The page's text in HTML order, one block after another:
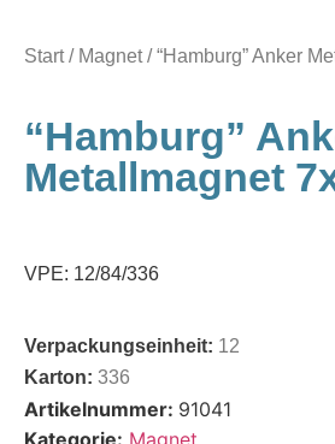
Start/ Magnet/ “Hamburg” Anker
“Hamburg”
Metallmagnet
VPE: 12/84/336
Verpackungseinheit: 12
Karton: 336
Artikelnummer: 91041